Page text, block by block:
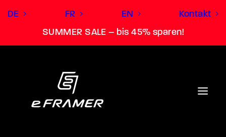
SUMMER SALE – bis 45% sparen!
DE FR EN Kontakt